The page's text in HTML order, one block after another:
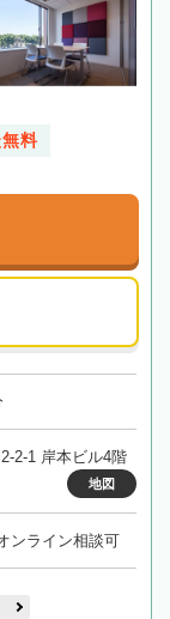
料
2-1 岸本ビル4階
地図
ンライン相談可